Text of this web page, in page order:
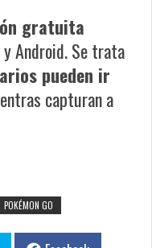
gratuita
Android. Se trata
pueden ir
capturan a
POKÉMON GO